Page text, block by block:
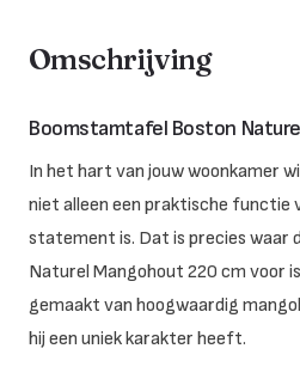
Omschrijving
Boomstamtafel Boston
In het hart van jouw woonkamer
niet alleen een praktische functie
statement is. Dat is precies waar
Naturel Mangohout 220 cm voor
gemaakt van hoogwaardig
hij een uniek karakter heeft.